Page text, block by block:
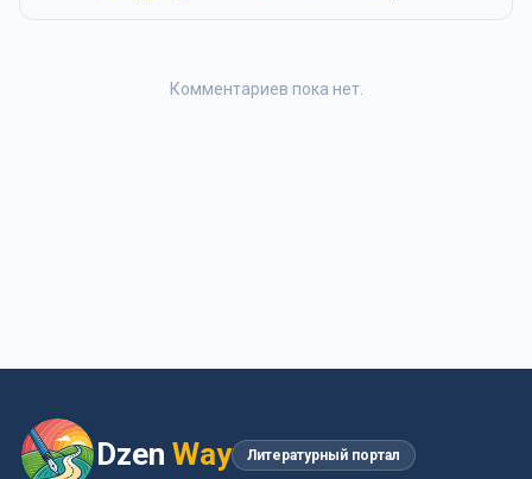
Комментариев пока нет.
Dzen Way Литературный портал